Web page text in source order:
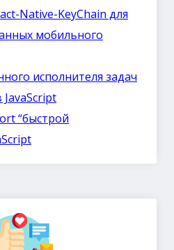
Native-KeyChain для
мобильного
исполнителя задач
“быстрой